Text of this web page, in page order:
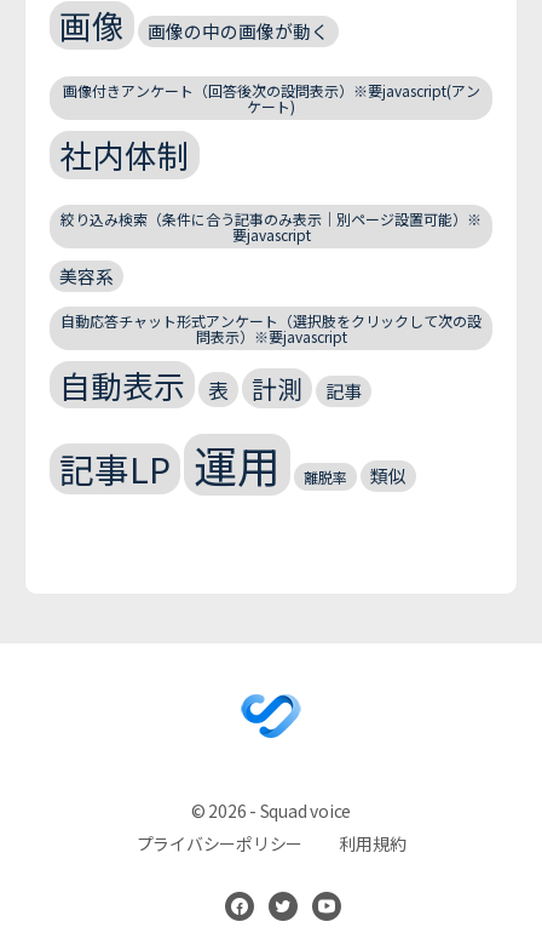
画像 画像の中の画像が動く
画像付きアンケート（回答後次の設問表示）※要javascript(アン
ケート)
社内体制
絞り込み検索（条件に合う記事のみ表示｜別ページ設置可能）※
要javascript
美容系
自動応答チャット形式アンケート（選択肢をクリックして次の設
問表示）※要javascript
自動表示 表 計測 記事
記事LP 運用 離脱率 類似
© 2026 - Squad voice
プライバシーポリシー
利用規約